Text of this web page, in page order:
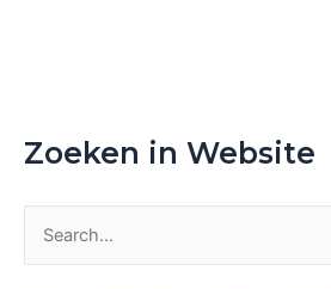
Zoeken in Website